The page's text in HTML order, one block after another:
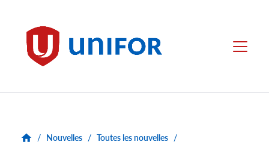
Unifor Menu
/ Nouvelles / Toutes les nouvelles /